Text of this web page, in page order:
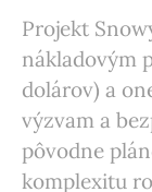
Projekt
nákladovým
dolárov) a
výzvam a
pôvodne
komplexitu